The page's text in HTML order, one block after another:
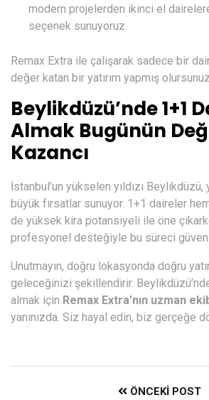
modern projelerden ikinci el
seçenek sunuyoruz.
Remax Extra ile çalışarak sadece bir
değer katan bir yatırım yapmış
Beylikdüzü’nde 1+1
Almak Bugünün
Kazancı
İstanbul’un yükselen yıldızı Beylikdüzü,
büyük fırsatlar sunuyor. 1+1 daireler
de yüksek kira potansiyeli ile öne
profesyonel desteğiyle bu süreci
Unutmayın, doğru lokasyonda doğru
geleceğinizi şekillendirir.
almak için Remax Extra’nın uzman
yanınızda. Siz hayal edin, biz gerçeğe
ÖNCEKI POST